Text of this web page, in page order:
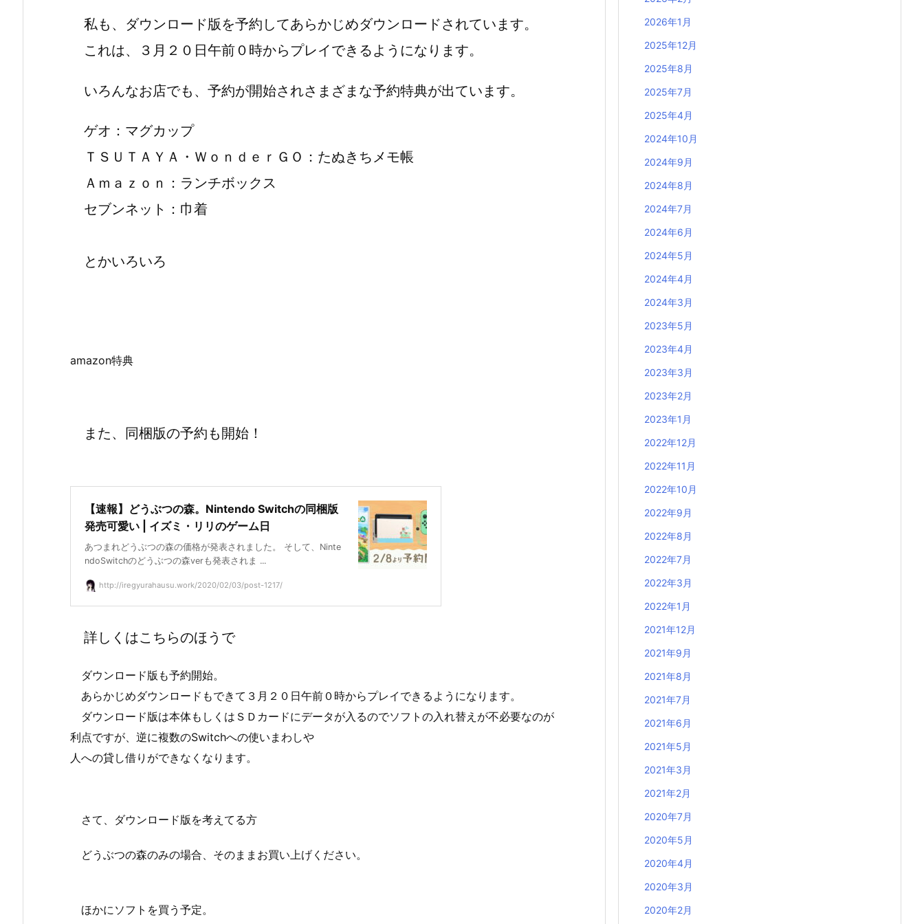
私も、ダウンロード版を予約してあらかじめダウンロードされています。
これは、３月２０日午前０時からプレイできるようになります。
いろんなお店でも、予約が開始されさまざまな予約特典が出ています。
ゲオ：マグカップ
ＴＳＵＴＡＹＡ・ＷｏｎｄｅｒＧＯ：たぬきちメモ帳
Ａｍａｚｏｎ：ランチボックス
セブンネット：巾着
とかいろいろ
amazon特典
また、同梱版の予約も開始！
【速報】どうぶつの森。Nintendo Switchの同梱版
発売可愛い | イズミ・リリのゲーム日
あつまれどうぶつの森の価格が発表されました。 そして、Ninte
ndoSwitchのどうぶつの森verも発表されま ...
http://iregyurahausu.work/2020/02/03/post-1217/
詳しくはこちらのほうで
ダウンロード版も予約開始。
あらかじめダウンロードもできて３月２０日午前０時からプレイできるようになります。
ダウンロード版は本体もしくはＳＤカードにデータが入るのでソフトの入れ替えが不必要なのが
利点ですが、逆に複数のSwitchへの使いまわしや
人への貸し借りができなくなります。
さて、ダウンロード版を考えてる方
どうぶつの森のみの場合、そのままお買い上げください。
ほかにソフトを買う予定。
2026年1月
2025年12月
2025年8月
2025年7月
2025年4月
2024年10月
2024年9月
2024年8月
2024年7月
2024年6月
2024年5月
2024年4月
2024年3月
2023年5月
2023年4月
2023年3月
2023年2月
2023年1月
2022年12月
2022年11月
2022年10月
2022年9月
2022年8月
2022年7月
2022年3月
2022年1月
2021年12月
2021年9月
2021年8月
2021年7月
2021年6月
2021年5月
2021年3月
2021年2月
2020年7月
2020年5月
2020年4月
2020年3月
2020年2月